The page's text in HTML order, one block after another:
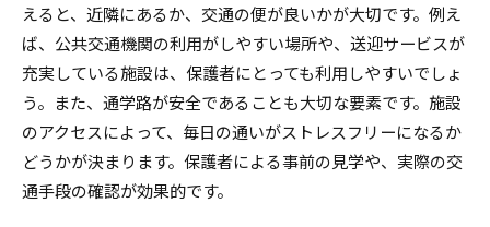
えると、近隣にあるか、交通の便が良いかが大切です。例え
ば、公共交通機関の利用がしやすい場所や、送迎サービスが
充実している施設は、保護者にとっても利用しやすいでしょ
う。また、通学路が安全であることも大切な要素です。施設
のアクセスによって、毎日の通いがストレスフリーになるか
どうかが決まります。保護者による事前の見学や、実際の交
通手段の確認が効果的です。